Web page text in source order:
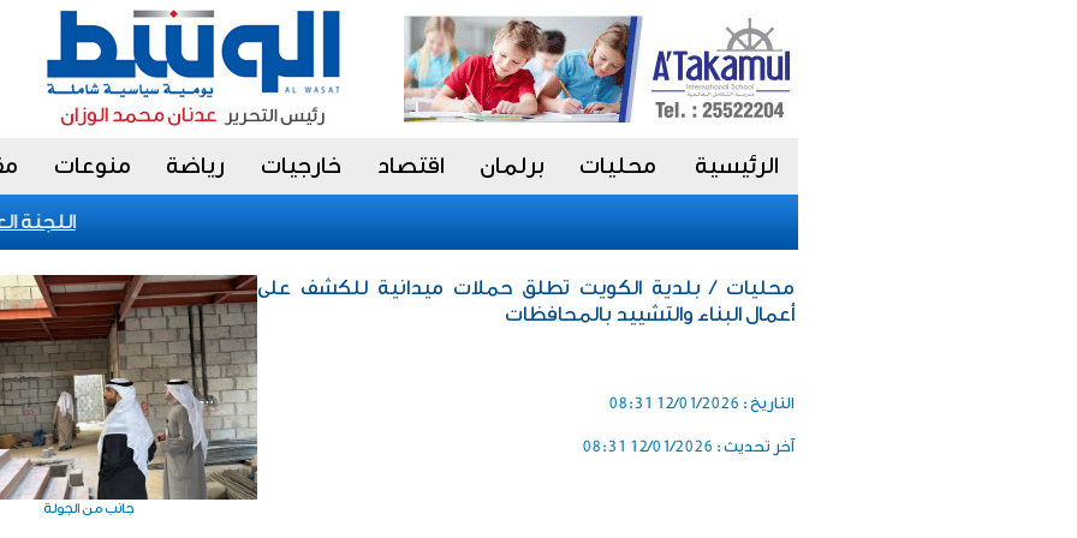
الرئيسية محليات برلمان اقتصاد خارجيات رياضة منوعات
«اللجنة
جانب من الجولة
محليات / بلدية الكويت تطلق حملات ميدانية للكشف على
أعمال البناء والتشييد بالمحافظات
التاريخ : 12/01/2026 08:31
آخر تحديث : 12/01/2026 08:31